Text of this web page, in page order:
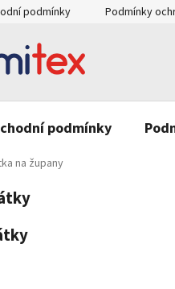
podmínky Podmínky
podmínky
na župany